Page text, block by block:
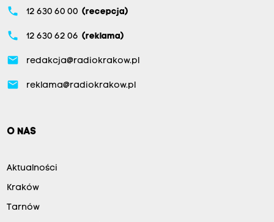
phone 12 630 60 00 (recepcja)
phone 12 630 62 06 (reklama)
email redakcja@radiokrakow.pl
email reklama@radiokrakow.pl
O NAS
Aktualności
Kraków
Tarnów